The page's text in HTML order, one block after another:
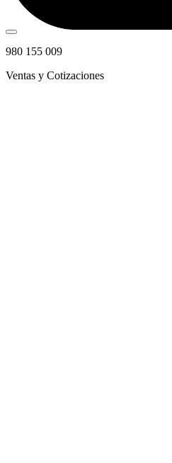
980 155 009
Ventas y Cotizaciones